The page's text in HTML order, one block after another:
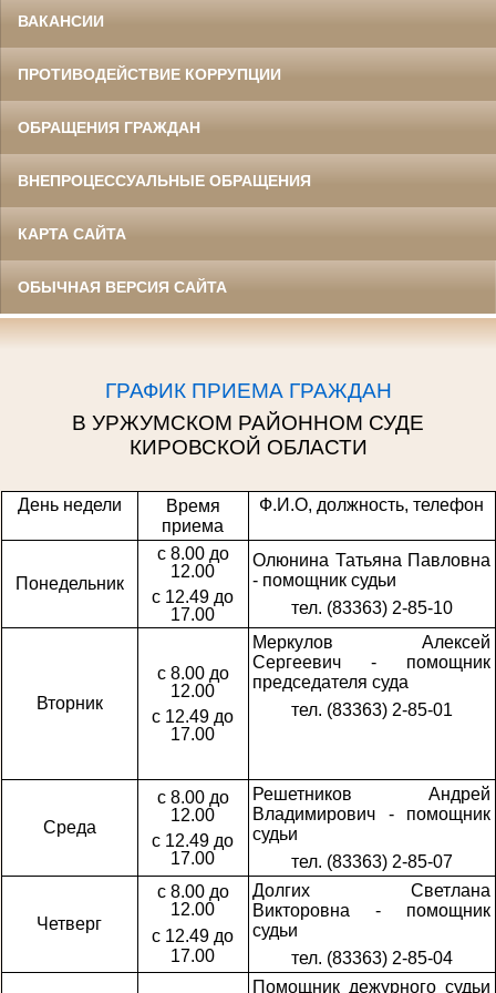
ВАКАНСИИ
ПРОТИВОДЕЙСТВИЕ КОРРУПЦИИ
ОБРАЩЕНИЯ ГРАЖДАН
ВНЕПРОЦЕССУАЛЬНЫЕ ОБРАЩЕНИЯ
КАРТА САЙТА
ОБЫЧНАЯ ВЕРСИЯ САЙТА
ГРАФИК ПРИЕМА ГРАЖДАН
В УРЖУМСКОМ РАЙОННОМ СУДЕ
КИРОВСКОЙ ОБЛАСТИ
День недели
Время
приема
Ф.И.О, должность, телефон
Понедельник
с 8.00 до
12.00
с 12.49 до
17.00
Олюнина Татьяна Павловна
- помощник судьи
тел. (83363) 2-85-10
Вторник
с 8.00 до
12.00
с 12.49 до
17.00
Меркулов Алексей
Сергеевич - помощник
председателя суда
тел. (83363) 2-85-01
Среда
с 8.00 до
12.00
с 12.49 до
17.00
Решетников Андрей
Владимирович - помощник
судьи
тел. (83363) 2-85-07
Четверг
с 8.00 до
12.00
с 12.49 до
17.00
Долгих Светлана
Викторовна - помощник
судьи
тел. (83363) 2-85-04
Помощник дежурного судьи